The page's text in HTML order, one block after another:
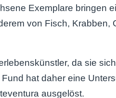
Exemplare bringen
von Fisch, Krabben,
da sie
hat daher eine
ausgelöst.